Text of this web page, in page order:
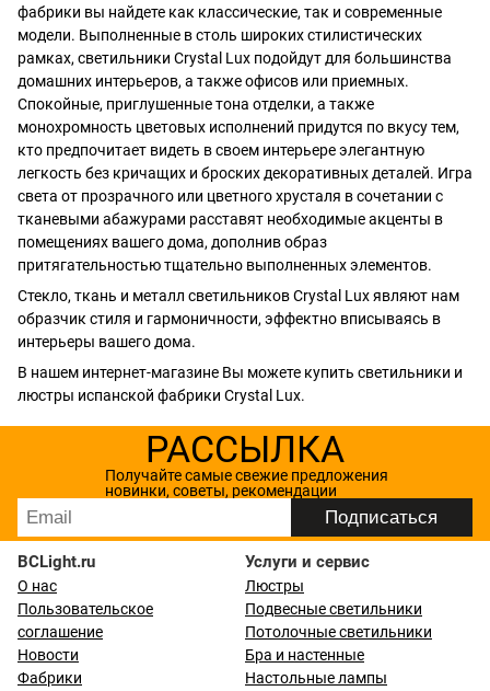
фабрики вы найдете как классические, так и современные
модели. Выполненные в столь широких стилистических
рамках, светильники Crystal Lux подойдут для большинства
домашних интерьеров, а также офисов или приемных.
Спокойные, приглушенные тона отделки, а также
монохромность цветовых исполнений придутся по вкусу тем,
кто предпочитает видеть в своем интерьере элегантную
легкость без кричащих и броских декоративных деталей. Игра
света от прозрачного или цветного хрусталя в сочетании с
тканевыми абажурами расставят необходимые акценты в
помещениях вашего дома, дополнив образ
притягательностью тщательно выполненных элементов.
Стекло, ткань и металл светильников Crystal Lux являют нам
образчик стиля и гармоничности, эффектно вписываясь в
интерьеры вашего дома.
В нашем интернет-магазине Вы можете купить светильники и
люстры испанской фабрики Crystal Lux.
РАССЫЛКА
Получайте самые свежие предложения
новинки, советы, рекомендации
BCLight.ru
О нас
Пользовательское
соглашение
Новости
Фабрики
Услуги и сервис
Люстры
Подвесные светильники
Потолочные светильники
Бра и настенные
Настольные лампы